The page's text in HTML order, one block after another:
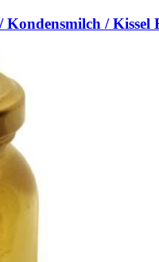
/ Kissel